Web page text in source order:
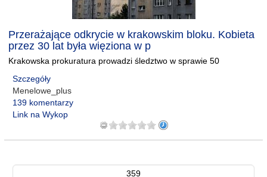
Przerażające odkrycie w krakowskim bloku. Kobieta
przez 30 lat była więziona w p
Krakowska prokuratura prowadzi śledztwo w sprawie 50
Szczegóły
Menelowe_plus
139 komentarzy
Link na Wykop
359